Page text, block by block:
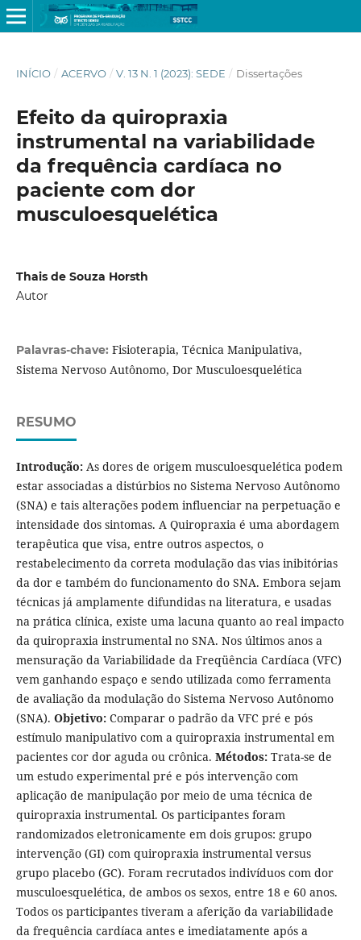
INÍCIO / ACERVO / V. 13 N. 1 (2023): SEDE / Dissertações
Efeito da quiropraxia
instrumental na variabilidade
da frequência cardíaca no
paciente com dor
musculoesquelética
Thais de Souza Horsth
Autor
Palavras-chave: Fisioterapia, Técnica Manipulativa,
Sistema Nervoso Autônomo, Dor Musculoesquelética
RESUMO
Introdução:As dores de origem musculoesquelética podem
estar associadas a distúrbios no Sistema Nervoso Autônomo
(SNA) e tais alterações podem influenciar na perpetuação e
intensidade dos sintomas. A Quiropraxia é uma abordagem
terapêutica que visa, entre outros aspectos, o
restabelecimento da correta modulação das vias inibitórias
da dor e também do funcionamento do SNA. Embora sejam
técnicas já amplamente difundidas na literatura, e usadas
na prática clínica, existe uma lacuna quanto ao real impacto
da quiropraxia instrumental no SNA. Nos últimos anos a
mensuração da Variabilidade da Freqüência Cardíaca (VFC)
vem ganhando espaço e sendo utilizada como ferramenta
de avaliação da modulação do Sistema Nervoso Autônomo
(SNA). Objetivo:Comparar o padrão da VFC pré e pós
estímulo manipulativo com a quiropraxia instrumental em
pacientes cor dor aguda ou crônica. Métodos: Trata-se de
um estudo experimental pré e pós intervenção com
aplicação de manipulação por meio de uma técnica de
quiropraxia instrumental. Os participantes foram
randomizados eletronicamente em dois grupos: grupo
intervenção (GI) com quiropraxia instrumental versus
grupo placebo (GC). Foram recrutados indivíduos com dor
musculoesquelética, de ambos os sexos, entre 18 e 60 anos.
Todos os participantes tiveram a aferição da variabilidade
da frequência cardíaca antes e imediatamente após a